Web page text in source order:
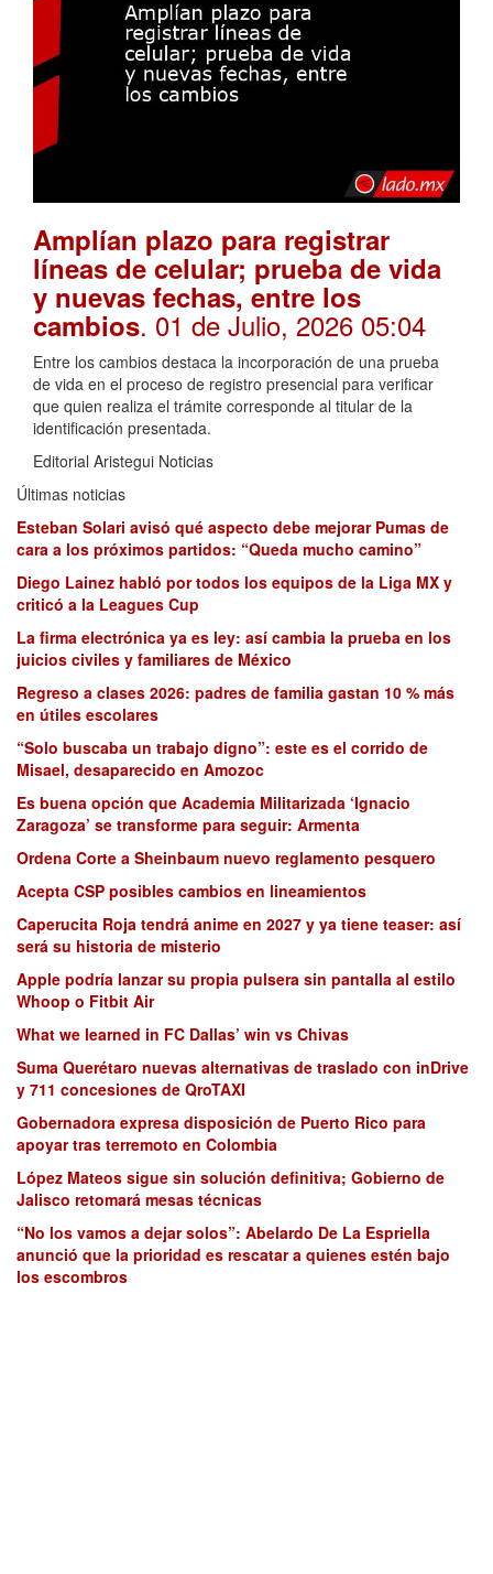
Amplían plazo para registrar
líneas de celular; prueba de vida
y nuevas fechas, entre los
cambios. 01 de Julio, 2026 05:04
Entre los cambios destaca la incorporación de una prueba
de vida en el proceso de registro presencial para verificar
que quien realiza el trámite corresponde al titular de la
identificación presentada.
Editorial Aristegui Noticias
Últimas noticias
Esteban Solari avisó qué aspecto debe mejorar Pumas de
cara a los próximos partidos: “Queda mucho camino”
Diego Lainez habló por todos los equipos de la Liga MX y
criticó a la Leagues Cup
La firma electrónica ya es ley: así cambia la prueba en los
juicios civiles y familiares de México
Regreso a clases 2026: padres de familia gastan 10 % más
en útiles escolares
“Solo buscaba un trabajo digno”: este es el corrido de
Misael, desaparecido en Amozoc
Es buena opción que Academia Militarizada ‘Ignacio
Zaragoza’ se transforme para seguir: Armenta
Ordena Corte a Sheinbaum nuevo reglamento pesquero
Acepta CSP posibles cambios en lineamientos
Caperucita Roja tendrá anime en 2027 y ya tiene teaser: así
será su historia de misterio
Apple podría lanzar su propia pulsera sin pantalla al estilo
Whoop o Fitbit Air
What we learned in FC Dallas’ win vs Chivas
Suma Querétaro nuevas alternativas de traslado con inDrive
y 711 concesiones de QroTAXI
Gobernadora expresa disposición de Puerto Rico para
apoyar tras terremoto en Colombia
López Mateos sigue sin solución definitiva; Gobierno de
Jalisco retomará mesas técnicas
“No los vamos a dejar solos”: Abelardo De La Espriella
anunció que la prioridad es rescatar a quienes estén bajo
los escombros